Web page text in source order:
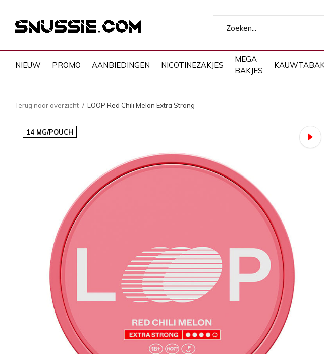
NIEUW PROMO AANBIEDINGEN NICOTINEZAKJES
MEGA
BAKJES
Terug naar overzicht LOOP Red Chili Melon Extra Strong
14 MG/POUCH